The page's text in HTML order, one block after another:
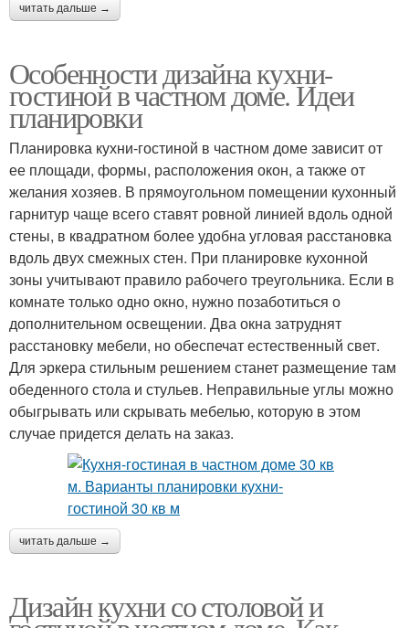
читать дальше →
Особенности дизайна кухни-
гостиной в частном доме. Идеи
планировки
Планировка кухни-гостиной в частном доме зависит от
ее площади, формы, расположения окон, а также от
желания хозяев. В прямоугольном помещении кухонный
гарнитур чаще всего ставят ровной линией вдоль одной
стены, в квадратном более удобна угловая расстановка
вдоль двух смежных стен. При планировке кухонной
зоны учитывают правило рабочего треугольника. Если в
комнате только одно окно, нужно позаботиться о
дополнительном освещении. Два окна затруднят
расстановку мебели, но обеспечат естественный свет.
Для эркера стильным решением станет размещение там
обеденного стола и стульев. Неправильные углы можно
обыгрывать или скрывать мебелью, которую в этом
случае придется делать на заказ.
читать дальше →
Дизайн кухни со столовой и